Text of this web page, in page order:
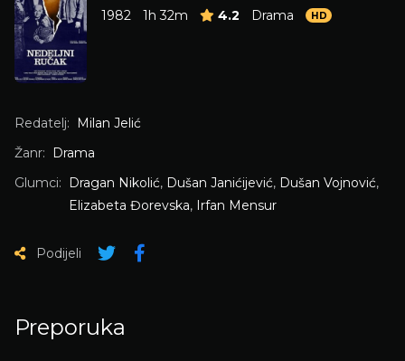
1982 1h 32m 4.2 Drama HD
Redatelj:
Milan Jelić
Žanr:
Drama
Glumci:
Dragan Nikolić, Dušan Janićijević, Dušan Vojnović,
Elizabeta Đorevska, Irfan Mensur
Podijeli
Preporuka